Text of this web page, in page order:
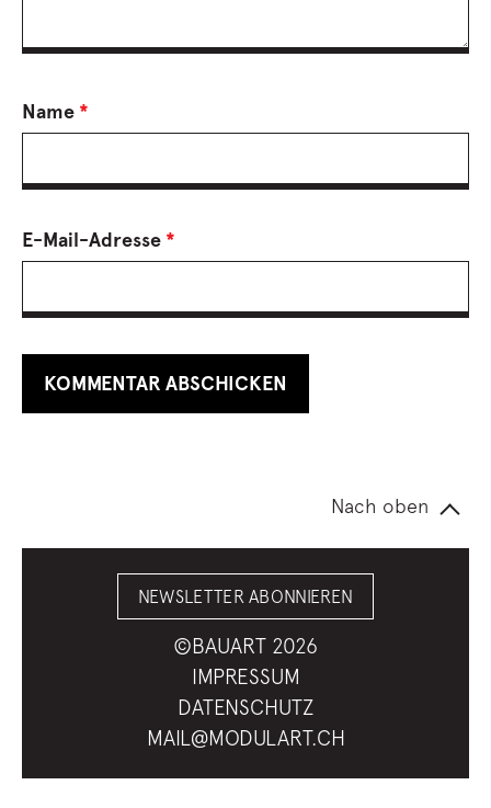
Name *
E-Mail-Adresse *
Nach oben
NEWSLETTER ABONNIEREN
©BAUART 2026
IMPRESSUM
DATENSCHUTZ
MAIL@MODULART.CH